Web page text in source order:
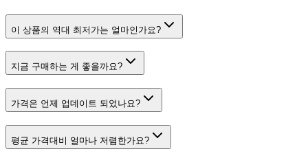
이 상품의 역대 최저가는 얼마인가요?
지금 구매하는 게 좋을까요?
가격은 언제 업데이트 되었나요?
평균 가격대비 얼마나 저렴한가요?